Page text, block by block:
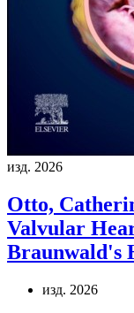
изд. 2026
Otto,
Valvular
Braunwald's
изд. 2026